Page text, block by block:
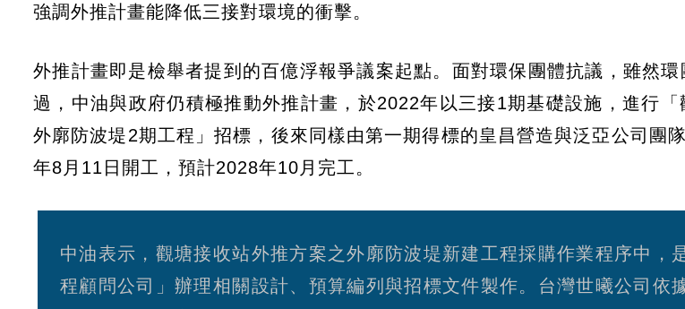
強調外推計畫能降低三接對環境的衝擊。
外推計畫即是檢舉者提到的百億浮報爭議案起點。面對環保團體抗議，雖然
過，中油與政府仍積極推動外推計畫，於2022年以三接1期基礎設施，進行「
外廓防波堤2期工程」招標，後來同樣由第一期得標的皇昌營造與泛亞公司團
年8月11日開工，預計2028年10月完工。
中油表示，觀塘接收站外推方案之外廓防波堤新建工程採購作業程序中，
程顧問公司」辦理相關設計、預算編列與招標文件製作。台灣世曦公司依